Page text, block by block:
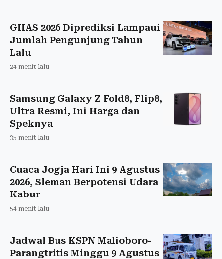
GIIAS 2026 Diprediksi Lampaui
Jumlah Pengunjung Tahun
Lalu
24 menit lalu
Samsung Galaxy Z Fold8, Flip8,
Ultra Resmi, Ini Harga dan
Speknya
35 menit lalu
Cuaca Jogja Hari Ini 9 Agustus
2026, Sleman Berpotensi Udara
Kabur
54 menit lalu
Jadwal Bus KSPN Malioboro-
Parangtritis Minggu 9 Agustus